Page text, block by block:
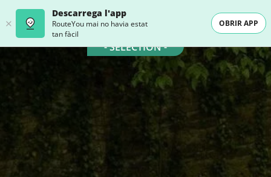
Descarrega l'app
RouteYou mai no havia estat
tan fàcil
OBRIR APP
- SELECTION -